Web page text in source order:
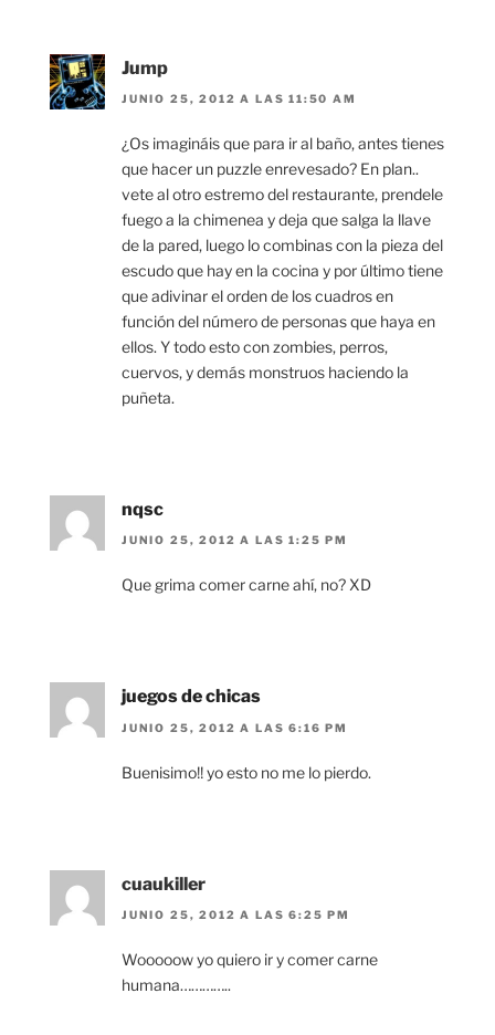
Jump
JUNIO 25, 2012 A LAS 11:50 AM
¿Os imagináis que para ir al baño, antes tienes
que hacer un puzzle enrevesado? En plan..
vete al otro estremo del restaurante, prendele
fuego a la chimenea y deja que salga la llave
de la pared, luego lo combinas con la pieza del
escudo que hay en la cocina y por último tiene
que adivinar el orden de los cuadros en
función del número de personas que haya en
ellos. Y todo esto con zombies, perros,
cuervos, y demás monstruos haciendo la
puñeta.
nqsc
JUNIO 25, 2012 A LAS 1:25 PM
Que grima comer carne ahí, no? XD
juegos de chicas
JUNIO 25, 2012 A LAS 6:16 PM
Buenisimo!! yo esto no me lo pierdo.
cuaukiller
JUNIO 25, 2012 A LAS 6:25 PM
Wooooow yo quiero ir y comer carne
humana…………..